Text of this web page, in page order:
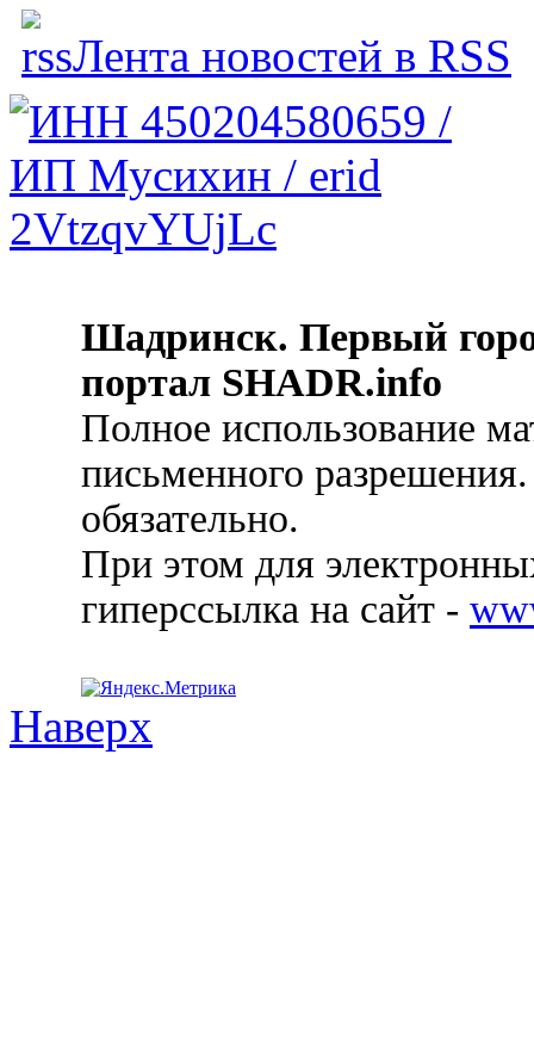
Лента новостей в RSS
Шадринск. Первый
портал SHADR.info
Полное использование
письменного
обязательно.
При этом для
гиперссылка на сайт -
Наверх